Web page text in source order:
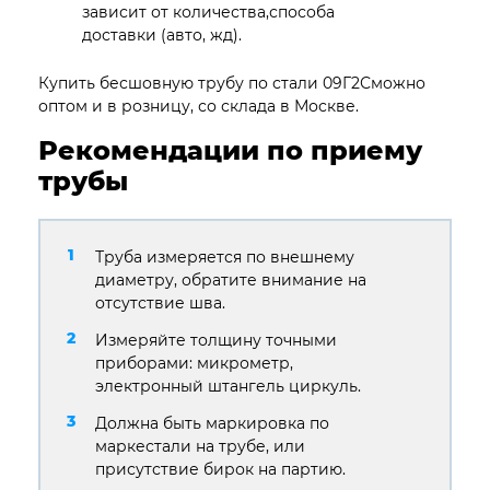
зависит от количества,способа
доставки (авто, жд).
Купить бесшовную трубу по стали 09Г2Сможно
оптом и в розницу, со склада в Москве.
Рекомендации по приему
трубы
Труба измеряется по внешнему
диаметру, обратите внимание на
отсутствие шва.
Измеряйте толщину точными
приборами: микрометр,
электронный штангель циркуль.
Должна быть маркировка по
маркестали на трубе, или
присутствие бирок на партию.